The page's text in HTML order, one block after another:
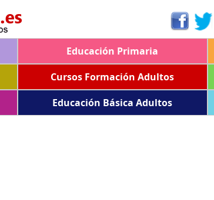
Educación Primaria
Cursos Formación Adultos
Educación Básica Adultos